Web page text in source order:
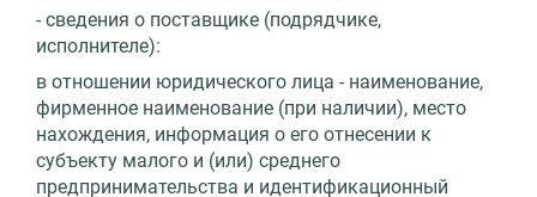
- сведения о поставщике (подрядчике,
исполнителе):
в отношении юридического лица - наименование,
фирменное наименование (при наличии), место
нахождения, информация о его отнесении к
субъекту малого и (или) среднего
предпринимательства и идентификационный